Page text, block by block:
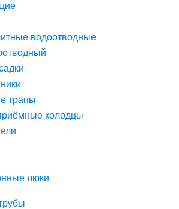
водоотводные
трапы
колодцы
люки